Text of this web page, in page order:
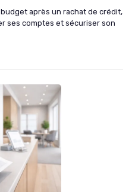
après un rachat de crédit,
ses comptes et sécuriser son